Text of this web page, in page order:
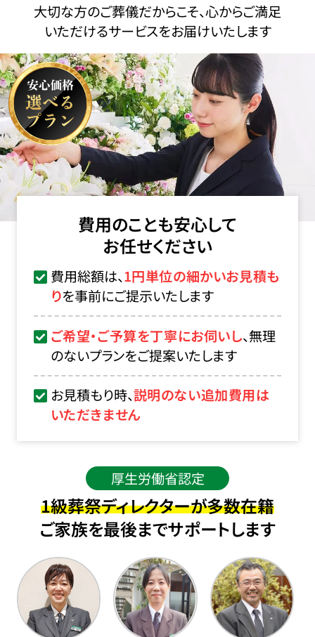
大切な方のご葬儀だからこそ、心からご満足
いただけるサービスをお届けいたします
費用のことも安心して
お任せください
費用総額は、1円単位の細かいお見積も
りを事前にご提示いたします
ご希望・ご予算を丁寧にお伺いし、無理
のないプランをご提案いたします
お見積もり時、説明のない追加費用は
いただきません
厚生労働省認定
1級葬祭ディレクターが多数在籍
ご家族を最後までサポートします